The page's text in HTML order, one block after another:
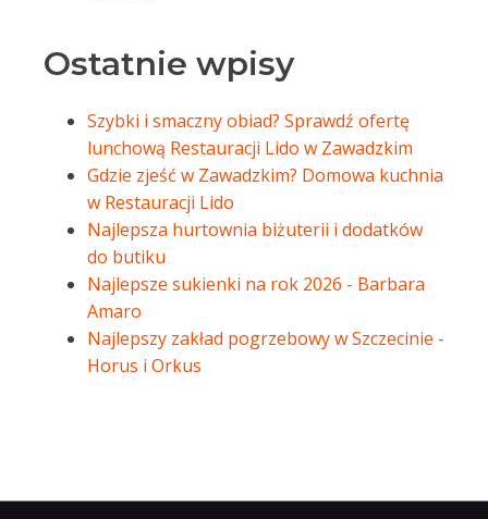
Ostatnie wpisy
Szybki i smaczny obiad? Sprawdź ofertę
lunchową Restauracji Lido w Zawadzkim
Gdzie zjeść w Zawadzkim? Domowa kuchnia
w Restauracji Lido
Najlepsza hurtownia biżuterii i dodatków
do butiku
Najlepsze sukienki na rok 2026 - Barbara
Amaro
Najlepszy zakład pogrzebowy w Szczecinie -
Horus i Orkus